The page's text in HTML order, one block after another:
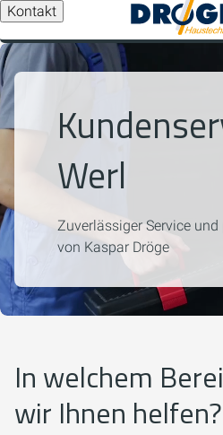
Kontakt
Werl
Zuverlässiger Service
von Kaspar Dröge
In welchem
wir Ihnen helfen?